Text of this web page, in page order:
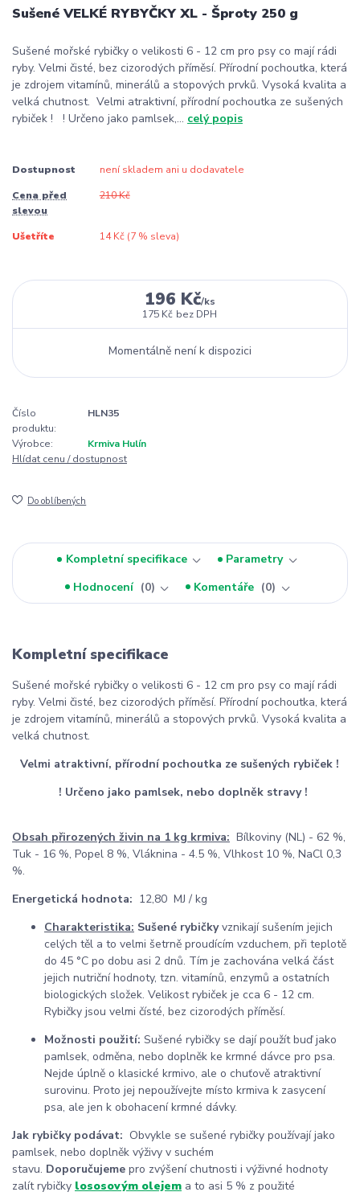
Sušené VELKÉ RYBYČKY XL - Šproty 250 g
Sušené mořské rybičky o velikosti 6 - 12 cm pro psy co mají rádi
ryby. Velmi čisté, bez cizorodých příměsí. Přírodní pochoutka, která
je zdrojem vitamínů, minerálů a stopových prvků. Vysoká kvalita a
velká chutnost. Velmi atraktivní, přírodní pochoutka ze sušených
rybiček ! ! Určeno jako pamlsek,... celý popis
Dostupnost není skladem ani u dodavatele
Cena před
slevou
210 Kč
Ušetříte 14 Kč (7% sleva)
196 Kč/ks
175 Kč bez DPH
Momentálně není k dispozici
Číslo
produktu:
HLN35
Výrobce:
Krmiva Hulín
Hlídat cenu / dostupnost
Do oblíbených
Kompletní specifikace
Parametry
Hodnocení
0 Komentáře 0
Kompletní specifikace
Sušené mořské rybičky o velikosti 6 - 12 cm pro psy co mají rádi
ryby. Velmi čisté, bez cizorodých příměsí. Přírodní pochoutka, která
je zdrojem vitamínů, minerálů a stopových prvků. Vysoká kvalita a
velká chutnost.
Velmi atraktivní, přírodní pochoutka ze sušených rybiček !
! Určeno jako pamlsek, nebo doplněk stravy !
Obsah přirozených živin na 1 kg krmiva: Bílkoviny (NL) - 62 %,
Tuk - 16 %, Popel 8 %, Vláknina - 4.5 %, Vlhkost 10 %, NaCl 0,3
%.
Energetická hodnota: 12,80 MJ / kg
Charakteristika: Sušené rybičkyvznikají sušením jejich
celých těl a to velmi šetrně proudícím vzduchem, při teplotě
do 45 °C po dobu asi 2 dnů. Tím je zachována velká část
jejich nutriční hodnoty, tzn. vitamínů, enzymů a ostatních
biologických složek. Velikost rybiček je cca 6 - 12 cm.
Rybičky jsou velmi čísté, bez cizorodých příměsí.
Možnosti použití: Sušené rybičky se dají použít buď jako
pamlsek, odměna, nebo doplněk ke krmné dávce pro psa.
Nejde úplně o klasické krmivo, ale o chuťově atraktivní
surovinu. Proto jej nepoužívejte místo krmiva k zasycení
psa, ale jen k obohacení krmné dávky.
Jak rybičky podávat: Obvykle se sušené rybičky používají jako
pamlsek, nebo doplněk výživy v suchém
stavu. Doporučujeme pro zvýšení chutnosti i výživné hodnoty
zalít rybičky lososovým olejem a to asi 5 % z použité